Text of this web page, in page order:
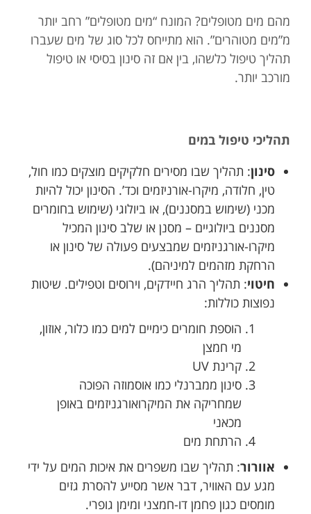
מהם מים מטופלים? המונח “מים מטופלים” רחב יותר
מ”מים מטוהרים”. הוא מתייחס לכל סוג של מים שעברו
תהליך טיפול כלשהו, בין אם זה סינון בסיסי או טיפול
מורכב יותר.
תהליכי טיפול במים
סינון: תהליך שבו מסירים חלקיקים מוצקים כמו חול,
טין, חלודה, מיקרו-אורניזמים וכד’. הסינון יכול להיות
מכני (שימוש במסננים), או ביולוגי (שימוש בחומרים
מסננים ביולוגיים – מסנן או שלב סינון המכיל
מיקרו-אורגניזמים שמבצעים פעולה של סינון או
הרחקת מזהמים למיניהם).
חיטוי: תהליך הרג חיידקים, וירוסים וטפילים. שיטות
נפוצות כוללות:
הוספת חומרים כימיים למים כמו כלור, אוזון,
מי חמצן
קרינת UV
סינון ממברנלי כמו אוסמוזה הפוכה
שמחריקה את המיקרואורגניזמים באופן
מכאני
הרתחת מים
אוורור: תהליך שבו משפרים את איכות המים על ידי
מגע עם האוויר, דבר אשר מסייע להסרת גזים
מומסים כגון פחמן דו-חמצני ומימן גופרי.